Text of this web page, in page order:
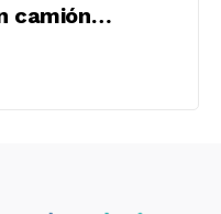
camión…